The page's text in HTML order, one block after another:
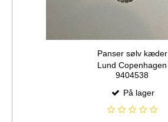
Panser sølv kæder
Lund Copenhagen
9404538
På lager